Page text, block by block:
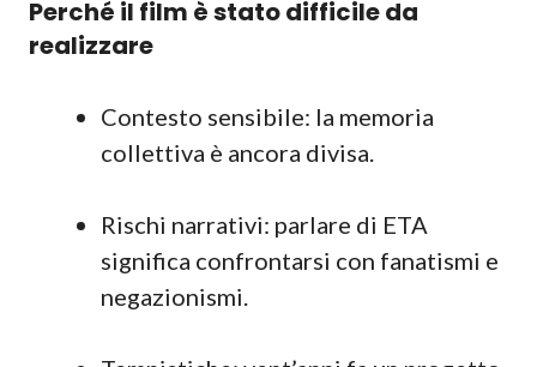
Perché il film è stato difficile da
realizzare
Contesto sensibile: la memoria
collettiva è ancora divisa.
Rischi narrativi: parlare di ETA
significa confrontarsi con fanatismi e
negazionismi.